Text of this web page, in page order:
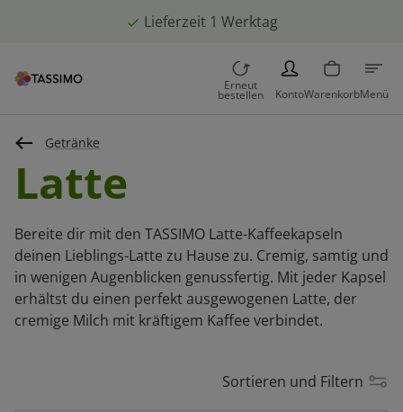
Lieferzeit 1 Werktag
Erneut
bestellen
PERSON
KontoWarenkorbMenü
Getränke
Latte
Bereite dir mit den TASSIMO Latte-Kaffeekapseln
deinen Lieblings-Latte zu Hause zu. Cremig, samtig und
in wenigen Augenblicken genussfertig. Mit jeder Kapsel
erhältst du einen perfekt ausgewogenen Latte, der
cremige Milch mit kräftigem Kaffee verbindet.
Sortieren und Filtern